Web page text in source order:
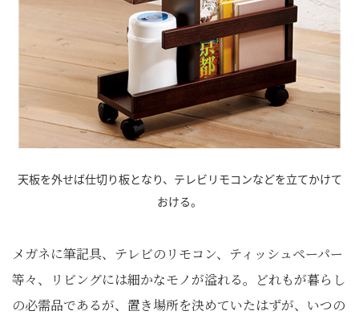
天板を外せば仕切り板となり、テレビリモコンなどを立てかけて
おける。
メガネに筆記具、テレビのリモコン、ティッシュペーパー
等々、リビングには細かなモノが溢れる。どれもが暮らし
の必需品であるが、置き場所を決めていたはずが、いつの